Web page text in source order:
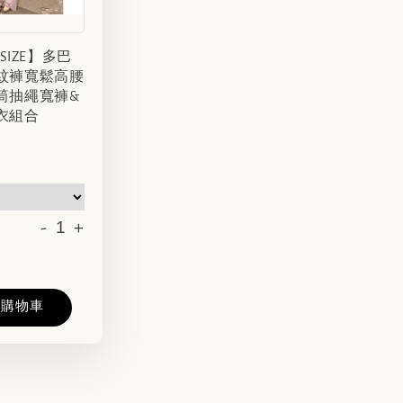
】多巴
褲寬鬆高腰
抽繩寬褲&
組合
- +
物車